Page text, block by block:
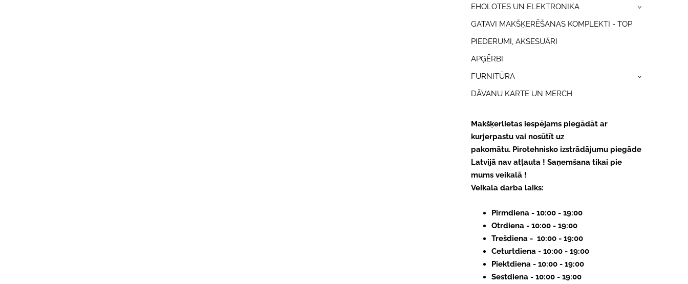
EHOLOTES UN ELEKTRONIKA ›
GATAVI MAKŠĶERĒŠANAS KOMPLEKTI - TOP
PIEDERUMI, AKSESUĀRI
APĢĒRBI
FURNITŪRA
›
DĀVANU KARTE UN MERCH
Makšķerlietas iespējams piegādāt ar
kurjerpastu vai nosūtīt uz
pakomātu. Pirotehnisko izstrādājumu piegāde
Latvijā nav atļauta ! Saņemšana tikai pie
mums veikalā !
Veikala darba laiks:
Pirmdiena - 10:00 - 19:00
Otrdiena - 10:00 - 19:00
Trešdiena - 10:00 - 19:00
Ceturtdiena - 10:00 - 19:00
Piektdiena - 10:00 - 19:00
Sestdiena - 10:00 - 19:00